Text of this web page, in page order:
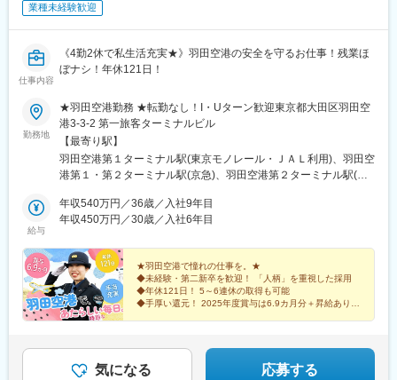
業種未経験歓迎
仕事内容
《4勤2休で私生活充実★》羽田空港の安全を守るお仕事！残業ほ
ぼナシ！年休121日！
勤務地
★羽田空港勤務 ★転勤なし！I・Uターン歓迎東京都大田区羽田空
港3-3-2 第一旅客ターミナルビル
【最寄り駅】
羽田空港第１ターミナル駅(東京モノレール・ＪＡＬ利用)、羽田空
港第１・第２ターミナル駅(京急)、羽田空港第２ターミナル駅(東
給与
年収540万円／36歳／入社9年目
年収450万円／30歳／入社6年目
★羽田空港で憧れの仕事を。★
◆未経験・第二新卒を歓迎！ 「人柄」を重視した採用
◆年休121日！ 5～6連休の取得も可能
◆手厚い還元！ 2025年度賞与は6.9カ月分＋昇給あり
気になる 応募する